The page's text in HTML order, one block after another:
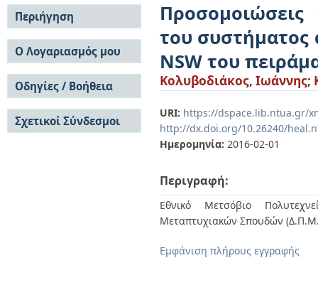
Προσομοιώσεις
του συστήματος
NSW του
Κολυβοδιάκος, Ιωάννης;
URI: https://dspace.lib.ntua.gr/
http://dx.doi.org/10.26240/
Ημερομηνία: 2016-02-01
Περιγραφή:
Εθνικό Μετσόβιο
Μεταπτυχιακών Σπουδών
Εμφάνιση πλήρους εγγραφής
Περιήγηση
Σε όλο το DSpace
Κοινότητες & Συλλογές
Ανά Ημερομηνία
Έκδοσης
Συγγραφείς
Τίτλοι
Θέματα
Ο Λογαριασμός μου
Σύνδεση
Εγγραφή
Οδηγίες / Βοήθεια
Οδηγίες Υποβολής
Οδηγίες Χρήσης ΙΑ
Συχνές Ερωτήσεις
Σχετικοί Σύνδεσμοι